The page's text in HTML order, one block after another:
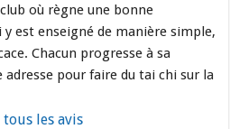
où règne une bonne
est enseigné de manière simple,
Chacun progresse à sa
adresse pour faire du tai chi sur la
les avis